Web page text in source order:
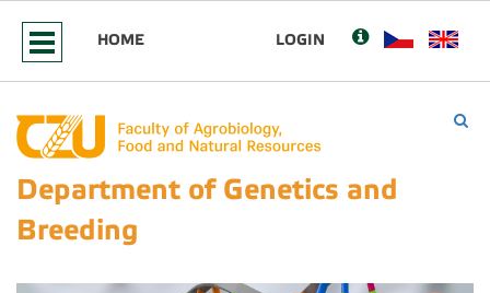
HOME LOGIN
Department of Genetics and
Breeding